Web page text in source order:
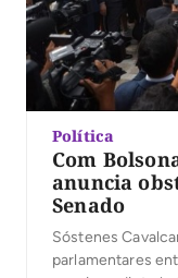
Política
Com
anuncia
Senado
Sóstenes
parlamentares